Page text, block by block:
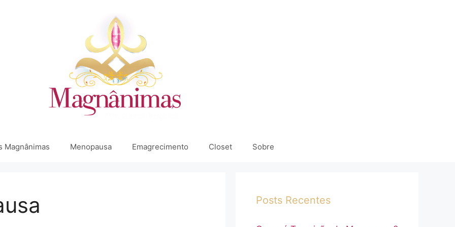
Magnânimas Menopausa Emagrecimento Closet Sobre
Posts Recentes